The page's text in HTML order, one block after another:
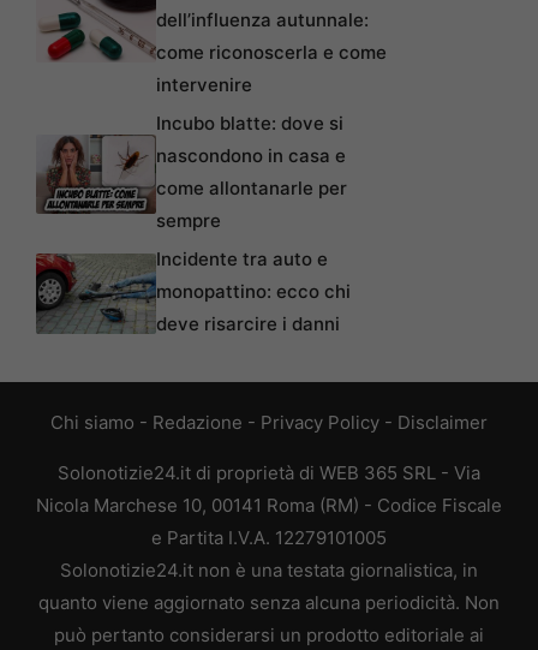
dell’influenza autunnale:
come riconoscerla e come
intervenire
Incubo blatte: dove si
nascondono in casa e
come allontanarle per
sempre
Incidente tra auto e
monopattino: ecco chi
deve risarcire i danni
Chi siamo - Redazione - Privacy Policy - Disclaimer
Solonotizie24.it di proprietà di WEB 365 SRL - Via
Nicola Marchese 10, 00141 Roma (RM) - Codice Fiscale
e Partita I.V.A. 12279101005
Solonotizie24.it non è una testata giornalistica, in
quanto viene aggiornato senza alcuna periodicità. Non
può pertanto considerarsi un prodotto editoriale ai